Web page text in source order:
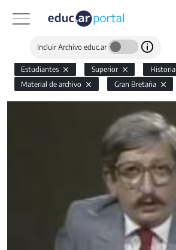
Incluir Archivo educ.ar
Estudiantes Superior Historia
Material de archivo
Gran Bretaña